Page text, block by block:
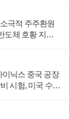
극적 주주환원
도체 호황 지속
이닉스 중국 공장
시험, 미국 수출